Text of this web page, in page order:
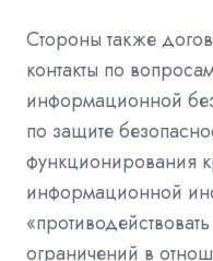
Стороны также
контакты по
информационной
по защите
функционирования
информационной
ограничений в